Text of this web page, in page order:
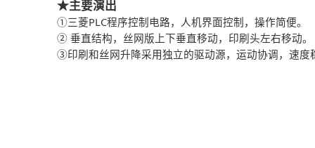
★主要演出
①三菱PLC程序控制电路，人机界面控制，操作简便。
② 垂直结构，丝网版上下垂直移动，印刷头左右移动。
③印刷和丝网升降采用独立的驱动源，运动协调，速度